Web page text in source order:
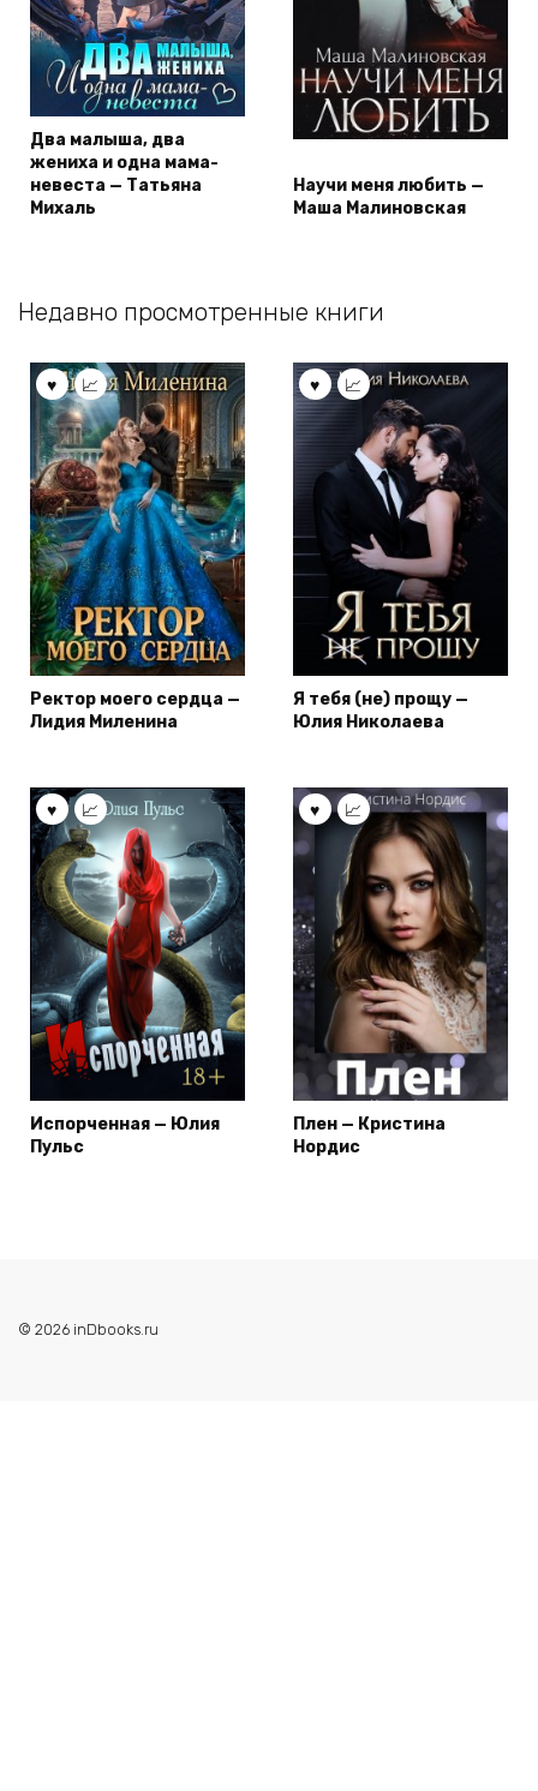
Два малыша, два
жениха и одна мама-
невеста — Татьяна
Михаль
Научи меня любить —
Маша Малиновская
Недавно просмотренные книги
Ректор моего сердца —
Лидия Миленина
Я тебя (не) прощу —
Юлия Николаева
Испорченная — Юлия
Пульс
Плен — Кристина
Нордис
© 2026 inDbooks.ru